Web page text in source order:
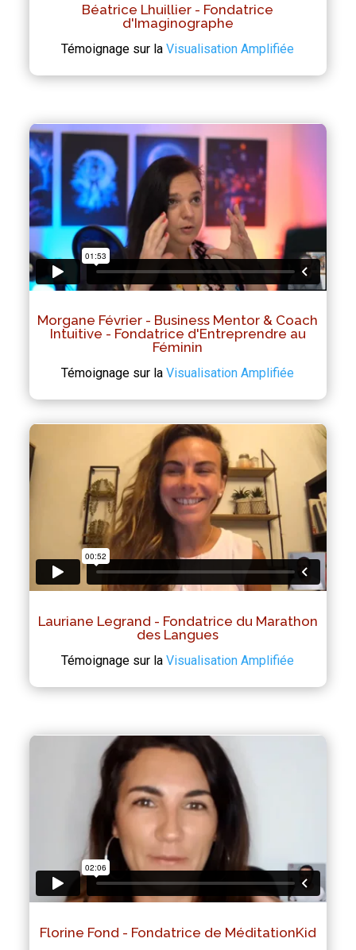
Béatrice Lhuillier - Fondatrice
d'Imaginographe
Témoignage sur laVisualisation Amplifiée
Morgane Février - Business Mentor & Coach
Intuitive - Fondatrice d'Entreprendre au
Féminin
Témoignage sur laVisualisation Amplifiée
Lauriane Legrand - Fondatrice du Marathon
des Langues
Témoignage sur laVisualisation Amplifiée
Florine Fond - Fondatrice de MéditationKid